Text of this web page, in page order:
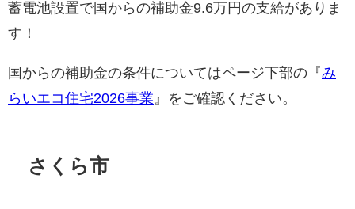
蓄電池設置で国からの補助金9.6万円の支給がありま
す！
国からの補助金の条件についてはページ下部の『み
らいエコ住宅2026事業 』をご確認ください。
さくら市